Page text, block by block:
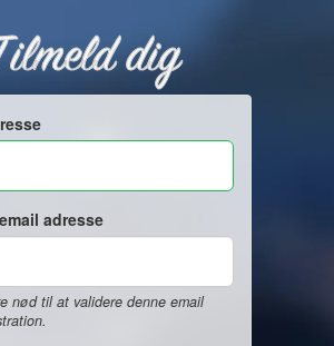
dig
adresse
nød til at validere denne email